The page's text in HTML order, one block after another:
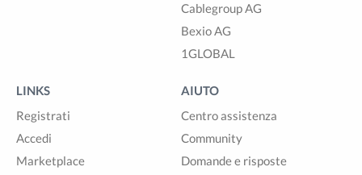
Cablegroup AG
Bexio AG
1GLOBAL
LINKS
Registrati
Accedi
Marketplace
AIUTO
Centro assistenza
Community
Domande e risposte